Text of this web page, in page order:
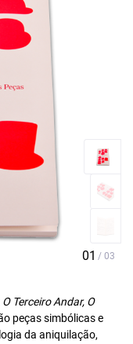
O Terceiro Andar, O
peças simbólicas e
da aniquilação,